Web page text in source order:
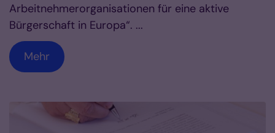
Arbeitnehmerorganisationen für eine aktive
Bürgerschaft in Europa“. ...
Mehr